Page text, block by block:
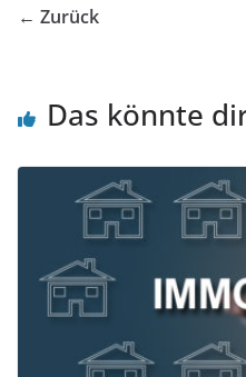
← Zurück
Das könnte